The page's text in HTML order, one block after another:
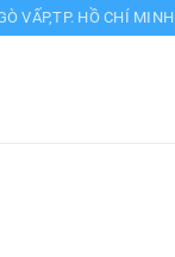
VẤP,TP. HỒ CHÍ MINH